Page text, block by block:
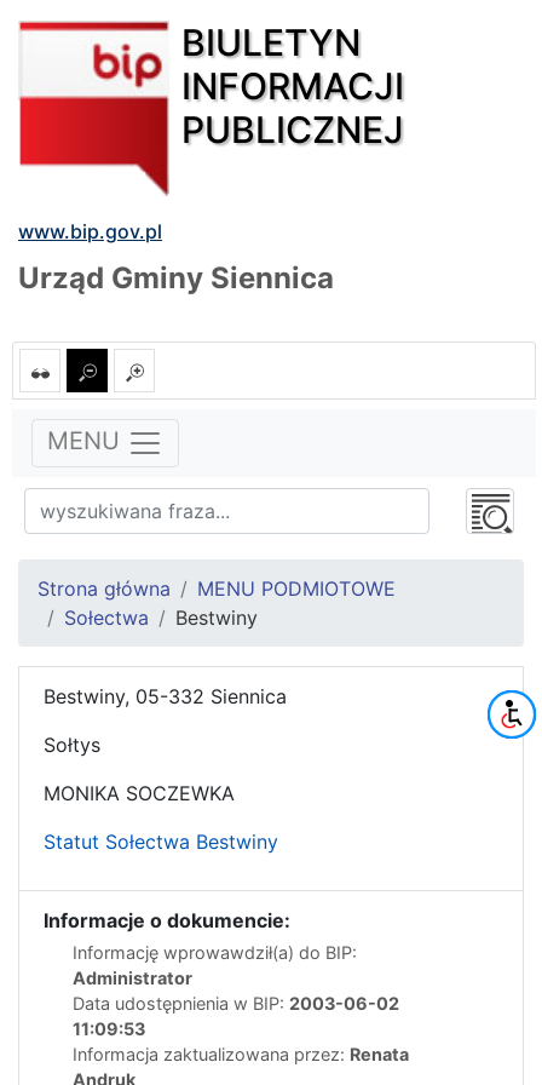
BIULETYN
INFORMACJI
PUBLICZNEJ
www.bip.gov.pl
Urząd Gminy Siennica
MENU
Strona główna
MENU PODMIOTOWE
Sołectwa
Bestwiny
Bestwiny, 05-332 Siennica
Sołtys
MONIKA SOCZEWKA
Statut Sołectwa Bestwiny
Informacje o dokumencie:
Informację wprowawdził(a) do BIP:
Administrator
Data udostępnienia w BIP: 2003-06-02
11:09:53
Informacja zaktualizowana przez: Renata
Andruk